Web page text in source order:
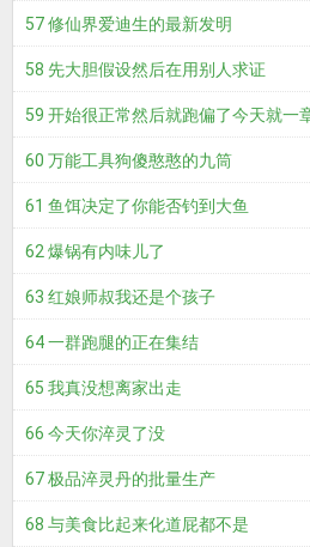
57 修仙界爱迪生的最新发明
58 先大胆假设然后在用别人求证
59 开始很正常然后就跑偏了今天就一
60 万能工具狗傻憨憨的九筒
61 鱼饵决定了你能否钓到大鱼
62 爆锅有内味儿了
63 红娘师叔我还是个孩子
64 一群跑腿的正在集结
65 我真没想离家出走
66 今天你淬灵了没
67 极品淬灵丹的批量生产
68 与美食比起来化道屁都不是